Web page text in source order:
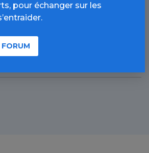
pour échanger sur les